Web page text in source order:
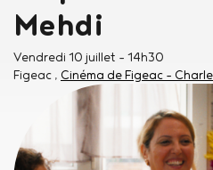
Mehdi
Vendredi 10 juillet - 14h30
Figeac
Cinéma de Figeac -